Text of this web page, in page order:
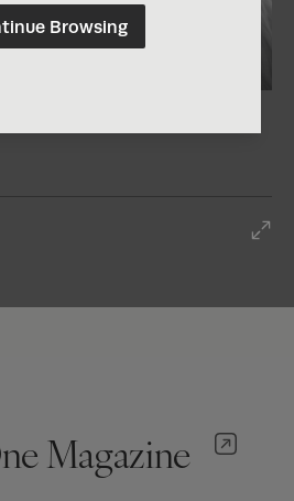
Magazine
Browsing